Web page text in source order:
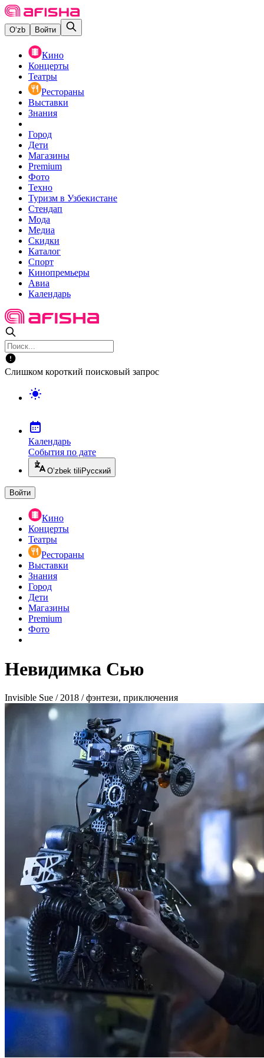
O‘zb Войти
Кино
Концерты
Театры
Рестораны
Выставки
Знания
Город
Дети
Магазины
Premium
Фото
Техно
Туризм в Узбекистане
Стендап
Мода
Медиа
Скидки
Каталог
Спорт
Кинопремьеры
Авиа
Календарь
Слишком короткий поисковый запрос
Календарь
События по дате
O’zbek tili Русский
Войти
Кино
Концерты
Театры
Рестораны
Выставки
Знания
Город
Дети
Магазины
Premium
Фото
Невидимка Сью
Invisible Sue / 2018 / фэнтези, приключения